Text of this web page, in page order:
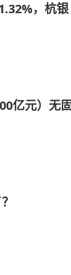
，杭银
亿元）无固